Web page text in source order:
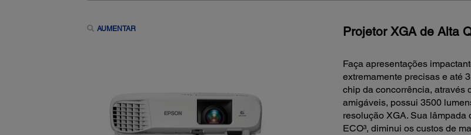
AUMENTAR Projetor XGA de Alta
Faça apresentações
extremamente precisas e até
chip da concorrência, através
amigáveis, possui 3500
resolução XGA. Sua lâmpada
ECO³, diminui os custos de